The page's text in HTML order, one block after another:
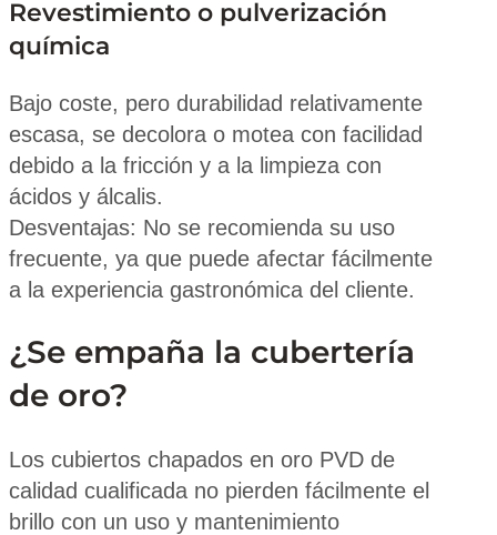
Revestimiento o pulverización
química
Bajo coste, pero durabilidad relativamente
escasa, se decolora o motea con facilidad
debido a la fricción y a la limpieza con
ácidos y álcalis.
Desventajas: No se recomienda su uso
frecuente, ya que puede afectar fácilmente
a la experiencia gastronómica del cliente.
¿Se empaña la cubertería
de oro?
Los cubiertos chapados en oro PVD de
calidad cualificada no pierden fácilmente el
brillo con un uso y mantenimiento